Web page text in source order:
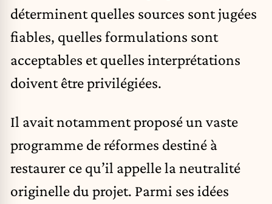
déterminent quelles sources sont jugées
fiables, quelles formulations sont
acceptables et quelles interprétations
doivent être privilégiées.
Il avait notamment proposé un vaste
programme de réformes destiné à
restaurer ce qu’il appelle la neutralité
originelle du projet. Parmi ses idées